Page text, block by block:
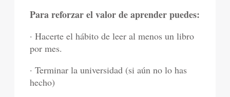
Para reforzar el valor de aprender puedes:
· Hacerte el hábito de leer al menos un libro
por mes.
· Terminar la universidad (si aún no lo has
hecho)